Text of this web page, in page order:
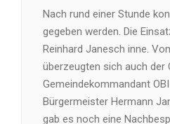
Nach rund einer Stunde
gegeben werden. Die
Reinhard Janesch inne.
überzeugten sich auch der
Gemeindekommandant
Bürgermeister Hermann
gab es noch eine